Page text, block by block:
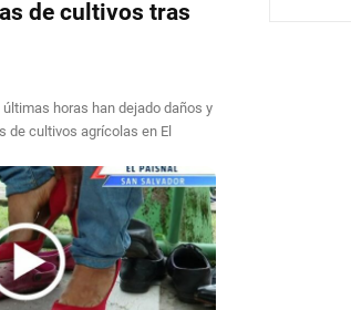
de cultivos tras
horas han dejado daños y
de cultivos agrícolas en El